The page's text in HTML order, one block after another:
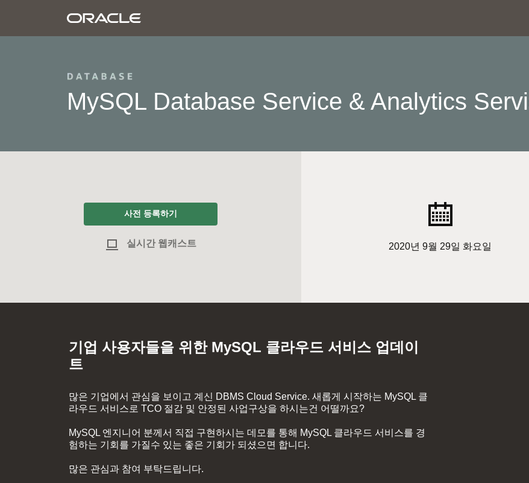
MySQL Database Service & Analytics
사전 등록하기
실시간 웹캐스트 2020년 9월 29일 화요일
기업 사용자들을 위한 MySQL 클라우드 서비스 업데이
트
많은 기업에서 관심을 보이고 계신 DBMS Cloud Service. 새롭게 시작하는 MySQL 클
라우드 서비스로 TCO 절감 및 안정된 사업구상을 하시는건 어떨까요?
MySQL 엔지니어 분께서 직접 구현하시는 데모를 통해 MySQL 클라우드 서비스를 경
험하는 기회를 가질수 있는 좋은 기회가 되셨으면 합니다.
많은 관심과 참여 부탁드립니다.